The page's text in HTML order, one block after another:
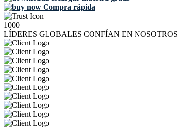
Compra rápida
1000+
LÍDERES GLOBALES CONFÍAN EN NOSOTROS